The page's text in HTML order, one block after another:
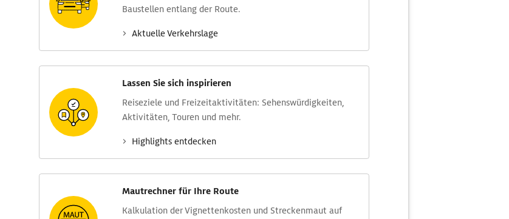
Baustellen entlang der Route.
Aktuelle Verkehrs­lage
Lassen Sie sich inspirieren
Reise­ziele und Freizeit­aktivitäten: Sehens­würdig­keiten,
Aktivitäten, Touren und mehr.
Highlights entdecken
Mautrechner für Ihre Route
Kalkulation der Vignettenkosten und Streckenmaut auf